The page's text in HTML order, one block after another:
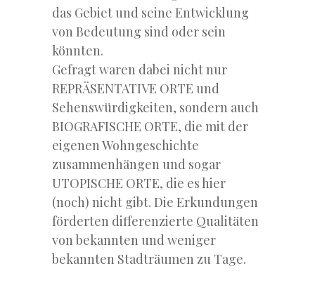
das Gebiet und seine Entwicklung
von Bedeutung sind oder sein
könnten.
Gefragt waren dabei nicht nur
REPRÄSENTATIVE ORTE und
Sehenswürdigkeiten, sondern auch
BIOGRAFISCHE ORTE, die mit der
eigenen Wohngeschichte
zusammenhängen und sogar
UTOPISCHE ORTE, die es hier
(noch) nicht gibt. Die Erkundungen
förderten differenzierte Qualitäten
von bekannten und weniger
bekannten Stadträumen zu Tage.